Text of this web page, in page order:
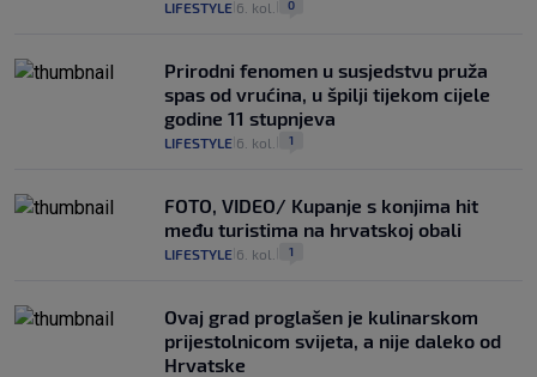
LIFESTYLE 6. kol. 0
Prirodni fenomen u susjedstvu pruža
spas od vrućina, u špilji tijekom cijele
godine 11 stupnjeva
LIFESTYLE 6. kol. 1
FOTO, VIDEO/ Kupanje s konjima hit
među turistima na hrvatskoj obali
LIFESTYLE 6. kol. 1
Ovaj grad proglašen je kulinarskom
prijestolnicom svijeta, a nije daleko od
Hrvatske